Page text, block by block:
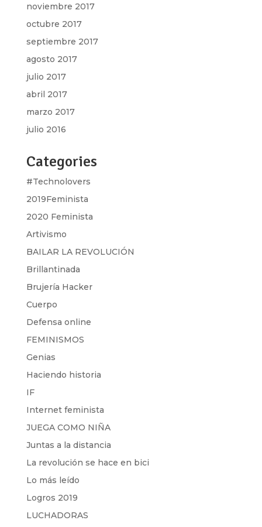
noviembre 2017
octubre 2017
septiembre 2017
agosto 2017
julio 2017
abril 2017
marzo 2017
julio 2016
Categories
#Technolovers
2019Feminista
2020 Feminista
Artivismo
BAILAR LA REVOLUCIÓN
Brillantinada
Brujería Hacker
Cuerpo
Defensa online
FEMINISMOS
Genias
Haciendo historia
IF
Internet feminista
JUEGA COMO NIÑA
Juntas a la distancia
La revolución se hace en bici
Lo más leído
Logros 2019
LUCHADORAS